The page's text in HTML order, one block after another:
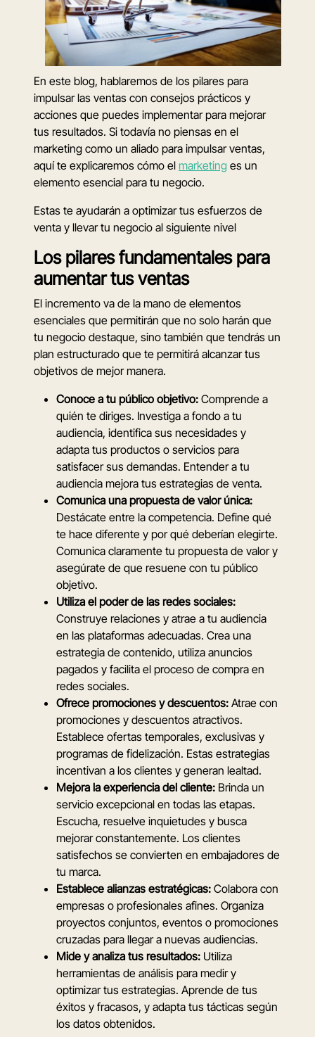
En este blog, hablaremos de los pilares para
impulsar las ventas con consejos prácticos y
acciones que puedes implementar para mejorar
tus resultados. Si todavía no piensas en el
marketing como un aliado para impulsar ventas,
aquí te explicaremos cómo el marketing es un
elemento esencial para tu negocio.
Estas te ayudarán a optimizar tus esfuerzos de
venta y llevar tu negocio al siguiente nivel
Los pilares fundamentales para
aumentar tus ventas
El incremento va de la mano de elementos
esenciales que permitirán que no solo harán que
tu negocio destaque, sino también que tendrás un
plan estructurado que te permitirá alcanzar tus
objetivos de mejor manera.
Conoce a tu público objetivo: Comprende a
quién te diriges. Investiga a fondo a tu
audiencia, identifica sus necesidades y
adapta tus productos o servicios para
satisfacer sus demandas. Entender a tu
audiencia mejora tus estrategias de venta.
Comunica una propuesta de valor única:
Destácate entre la competencia. Define qué
te hace diferente y por qué deberían elegirte.
Comunica claramente tu propuesta de valor y
asegúrate de que resuene con tu público
objetivo.
Utiliza el poder de las redes sociales:
Construye relaciones y atrae a tu audiencia
en las plataformas adecuadas. Crea una
estrategia de contenido, utiliza anuncios
pagados y facilita el proceso de compra en
redes sociales.
Ofrece promociones y descuentos: Atrae con
promociones y descuentos atractivos.
Establece ofertas temporales, exclusivas y
programas de fidelización. Estas estrategias
incentivan a los clientes y generan lealtad.
Mejora la experiencia del cliente: Brinda un
servicio excepcional en todas las etapas.
Escucha, resuelve inquietudes y busca
mejorar constantemente. Los clientes
satisfechos se convierten en embajadores de
tu marca.
Establece alianzas estratégicas: Colabora con
empresas o profesionales afines. Organiza
proyectos conjuntos, eventos o promociones
cruzadas para llegar a nuevas audiencias.
Mide y analiza tus resultados: Utiliza
herramientas de análisis para medir y
optimizar tus estrategias. Aprende de tus
éxitos y fracasos, y adapta tus tácticas según
los datos obtenidos.